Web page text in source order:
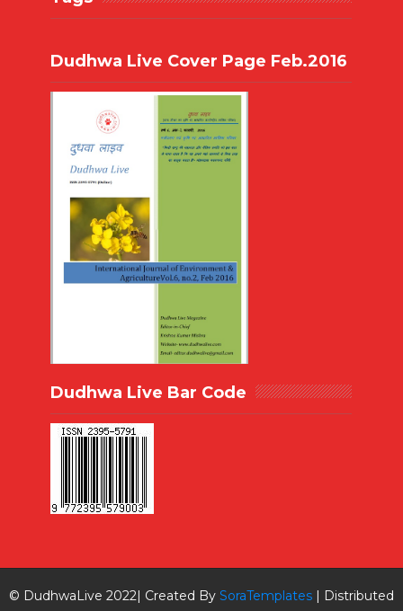
Dudhwa Live Cover Page Feb.2016
Dudhwa Live Bar Code
© DudhwaLive 2022| Created By SoraTemplates| Distributed